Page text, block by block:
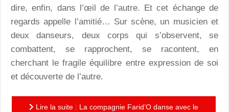
dire, enfin, dans l’œil de l’autre. Et cet échange de
regards appelle l’amitié… Sur scène, un musicien et
deux danseurs, deux corps qui s’observent, se
combattent, se rapprochent, se racontent, en
cherchant le fragile équilibre entre expression de soi
et découverte de l’autre.
Lire la suite : La compagnie Farid’O danse avec le